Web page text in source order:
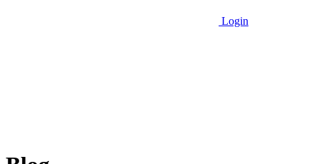
Login